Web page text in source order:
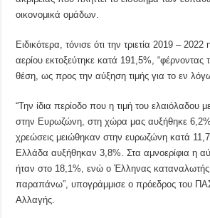
οικονομικά ομάδων.
Ειδικότερα, τόνισε ότι την τριετία 2019 – 2022
αερίου εκτοξεύτηκε κατά 191,5%,
θέση, ως προς την αύξηση τιμής για το εν
“Την ίδια περίοδο που η τιμή του ελαιόλαδου
στην Ευρωζώνη, στη χώρα μας αυξήθηκε 6,2%.
χρεώσεις μειώθηκαν στην ευρωζώνη κατά
Ελλάδα αυξήθηκαν 3,8%. Στα αμνοερίφια η
ήταν στο 18,1%, ενώ ο Έλληνας
παραπάνω”, υπογράμμισε ο πρόεδρος του
Αλλαγής.